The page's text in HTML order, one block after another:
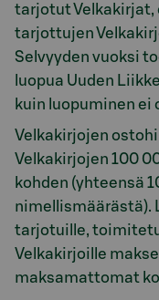
tarjotut
tarjottujen
Selvyyden vuoksi
luopua Uuden
kuin luopuminen ei
Velkakirjojen
Velkakirjojen 100
kohden (yhteensä
nimellismäärästä).
tarjotuille,
Velkakirjoille
maksamattomat